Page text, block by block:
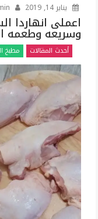
يناير 14, 2019
اعملى
وسريعه وطعمه
أحدث المقالات مطبخ